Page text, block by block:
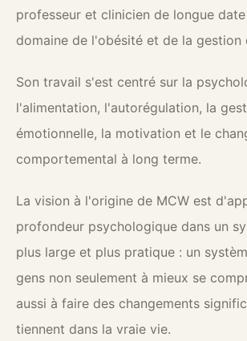
professeur et clinicien de longue
domaine de l'obésité et de la gestion
Son travail s'est centré sur la
l'alimentation, l'autorégulation, la
émotionnelle, la motivation et le
comportemental à long terme.
La vision à l'origine de MCW est
profondeur psychologique dans un
plus large et plus pratique : un
gens non seulement à mieux se
aussi à faire des changements
tiennent dans la vraie vie.